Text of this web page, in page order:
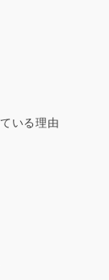
いる理由